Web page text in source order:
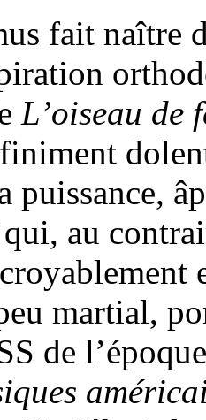
fait naître
L’oiseau de
puissance,
au
martial,
de